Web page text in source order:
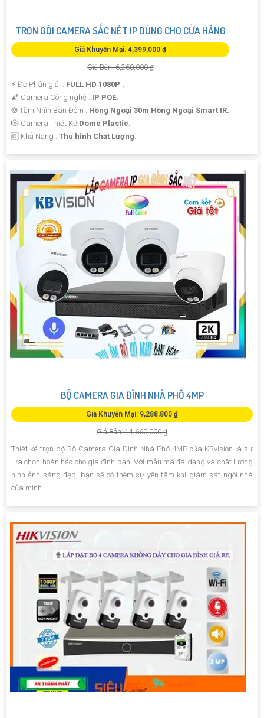
TRỌN GÓI CAMERA SẮC NÉT IP DÙNG CHO CỬA HÀNG
Giá Khuyến Mại: 4,399,000 ₫
Giá Bán: 6,260,000 ₫
️⚡ Độ Phân giải : FULL HD 1080P .
🌠 Camera Công nghệ : IP POE.
❂ Tầm Nhìn Ban Đêm : Hồng Ngoại 30m Hồng Ngoại Smart IR.
🎲 Camera Thiết Kế Dome Plastic.
️🆑 Khả Năng : Thu hình Chất Lượng.
BỘ CAMERA GIA ĐÌNH NHÀ PHỐ 4MP
Giá Khuyến Mại: 9,288,800 ₫
Giá Bán: 14,660,000 ₫
Thiết kế trọn bộ Bộ Camera Gia Đình Nhà Phố 4MP của KBvision là sự
lựa chọn hoàn hảo cho gia đình bạn. Với mẫu mã đa dạng và chất lượng
hình ảnh sáng đẹp, bạn sẽ có thêm sự yên tâm khi giám sát ngôi nhà
của mình